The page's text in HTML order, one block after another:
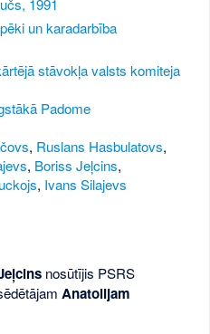
1991
un karadarbība
stāvokļa valsts komiteja
Padome
, Ruslans Hasbulatovs,
, Boriss Jeļcins,
, Ivans Silajevs
nosūtījis PSRS
Anatolijam